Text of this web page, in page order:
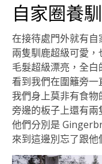
自家圈養
在接待處門外就有自
兩隻馴鹿超級可愛，
毛髮超級漂亮，全
看到我們在圍籬旁一
我們身上莫非有食物
旁邊的板子上還有兩
他們分別是
來到這邊別忘了跟他